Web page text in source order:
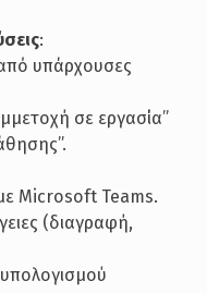
:
υπάρχουσες
σε εργασία”
Microsoft Teams.
(διαγραφή,